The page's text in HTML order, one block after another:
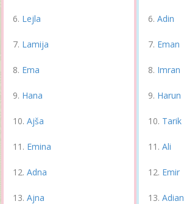
Lejla
Lamija
Ema
Hana
Ajša
Emina
Adna
Ajna
Adin
Eman
Imran
Harun
Tarik
Ali
Emir
Adian